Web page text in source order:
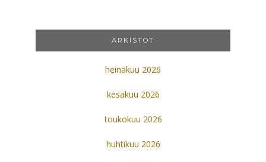
ARKISTOT
heinäkuu 2026
kesäkuu 2026
toukokuu 2026
huhtikuu 2026